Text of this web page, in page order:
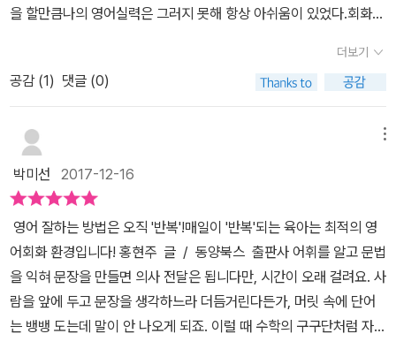
똑같은 문장 30번씩 따라 읽어더라고요!! ㅎㅎ웨이크업 30번 따라하
책의 문장을 다 외울 수도 없을뿐더러다 외운다고 해도 영어를 엄청
잘하게될 거라는 환상은 갖지 않아요.하지만 매일이 반복되는 육아는
최적의 영어회화환경이라는 말에 공감하며,매일매일 영어를 쉽게 접
할 수 있는 환경만들기엔 최고의 책인 것 같아 (5살을 유학보낼 순 없
들도 많다.그런데 아직까지 생활 영어는 그렇다 할 정도로제대로 뭔
가 해 본 적이 없었다.그냥 공부하는 그 때만 영어를 쓸 뿐이지일상 속
에서 간단한 생활 영어도 쓰지 않는 편이다.그렇기에 더욱 어색했었
있다.사실 이것만 외워두고 술술 말할 정도가 된다면웬만한 생활 영
어를 아이와 일상에서 쓰는 것이크게 무리 없어 보이고 영어가 좀 더
쉽게 익숙하게 느껴질 것 같았다.그래서 엄마에게 이 책은 도전과제
가 된다.상활별로 되어 있어서대화 형식으로 아이와 대화문을 듣고
읽어보면서어렵지 않게 역할 놀이로 즐길 수 있었다.사실 너무 어려
우면 지치고 공부할 의욕을 잃게 되는데이 책은 영어를 공부하고 있
는 것임에도 공부로 느껴지지 않는다고 한다.상황별 표현 베스트 10
은 가장 많은 쓰일 것 같았다.여러 번 읽어서 입에 익숙해지고구구단
을 할만큼나의 영어실력은 그러지 못해 항상 아쉬움이 있었다.회화를
지 않아 몇번 시도하다 그만둔적도 많았다.그러던중 만나게된 [동양
북스] 세상에서 제일 쉬운 엄마표 생활영어매일​ 같은 문장을 반복해
서 내것으로 만들어 아이들과의 일상에서 영어회화를 할수 있다.수학
에도 구구단이 있듯 한번 익혀두고 언제 어디서든 튀어나와 편리하게
쓸수 있다.일상에서 가장 많이 반복되는 영어표현에 애정과 칭찬의
표현까지 담고 있어 행복한 아이로 성장하도록 돕는다. [동양북스]
세상에서 제일 쉬운 엄마표 생활영어는상황에 맞춰 엄마표 생활영어
10번 읽기 학습 상황표로 10번씩 소리내어 읽는것을 목표로 기록도
하며 연습할 수 있어요.​아이들과 부모가 매일 일상에서 쓰는 80가지
상황을 가장 많이 쓰는 10개 표현을 추려 문장을 외워 익숙해지고 익
숙하면 편하게 되어 자연스럽게 표현될수 있게 되어있다.구구단을 외
우듯 편하게 주고 받을 수 있는 책.먼저 쉽게 이해할 수 있도록 이책의
더보기
공감 (1) 댓글 (0)
박미선 2017-12-16
영어 잘하는 방법은 오직 '반복'!매일이 '반복'되는 육아는 최적의 영
어회화 환경입니다! 홍현주 글 / 동양북스 출판사 ​​어휘를 알고 문법
을 익혀 문장을 만들면 의사 전달은 됩니다만, 시간이 오래 걸려요. 사
람을 앞에 두고 문장을 생각하느라 더듬거린다든가, 머릿 속에 단어
는 뱅뱅 도는데 말이 안 나오게 되죠. 이럴 때 수학의 구구단처럼 자유